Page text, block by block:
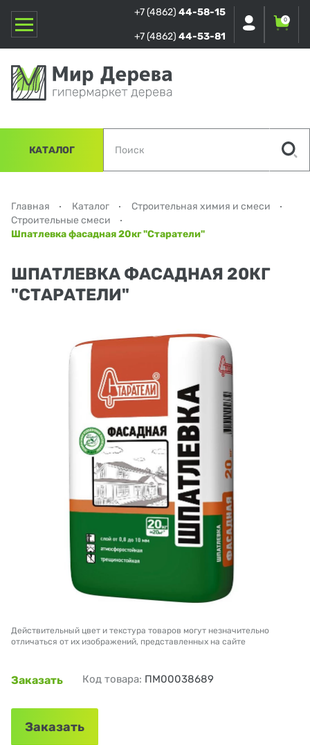
+7 (4862) 44-58-15
+7 (4862) 44-53-81
0
КАТАЛОГ
Главная Каталог
Строительная химия и смеси
Строительные смеси
Шпатлевка фасадная 20кг "Старатели"
ШПАТЛЕВКА ФАСАДНАЯ 20КГ
"СТАРАТЕЛИ"
Действительный цвет и текстура товаров могут незначительно
отличаться от их изображений, представленных на сайте
Заказать Код товара: ПМ00038689
Заказать